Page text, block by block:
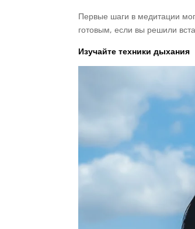
Первые шаги в медитации
готовым, если вы решили
Изучайте техники дыхания